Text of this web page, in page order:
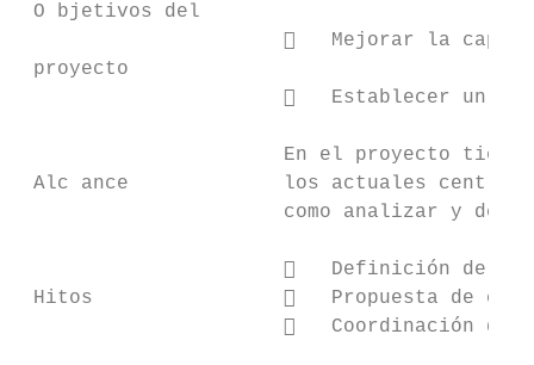
O bjetivos del
   Mejorar la
proyecto
   Establecer un
En el proyecto
Alc ance             los actuales centros
como analizar y
   Definición del
Hitos                   Propuesta de
   Coordinación